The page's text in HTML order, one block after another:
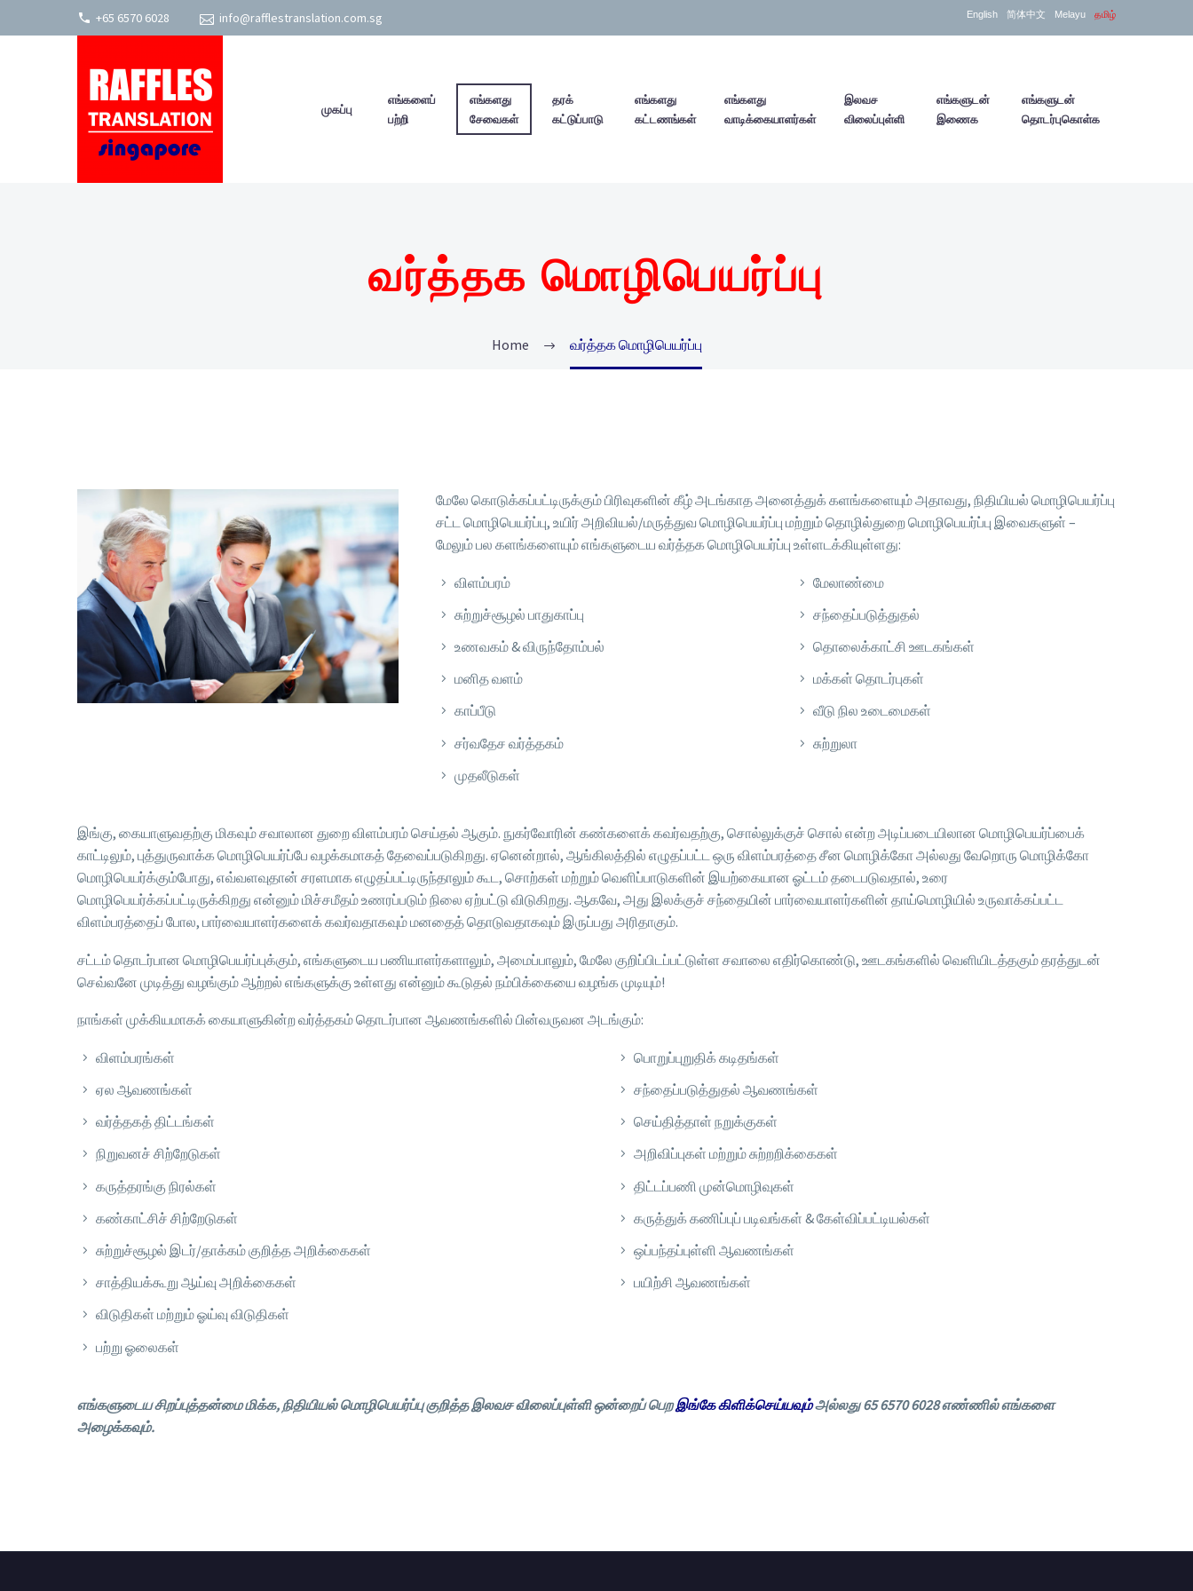
+65 6570 6028 info@rafflestranslation.com.sg English 简体中文 Melayu தமிழ்
முகப்பு
எங்களைப்
பற்றி
எங்களது
சேவைகள்
தரக்
கட்டுப்பாடு
எங்களது
கட்டணங்கள்
எங்களது
வாடிக்கையாளர்கள்
இலவச
விலைப்புள்ளி
எங்களுடன்
இணைக
எங்களுடன்
தொடர்புகொள்க
வர்த்தக மொழிபெயர்ப்பு
Home வர்த்தக மொழிபெயர்ப்பு
மேலே கொடுக்கப்பட்டிருக்கும் பிரிவுகளின் கீழ் அடங்காத அனைத்துக் களங்களையும் அதாவது, நிதியியல் மொழிபெயர்ப்பு
சட்ட மொழிபெயர்ப்பு, உயிர் அறிவியல்/மருத்துவ மொழிபெயர்ப்பு மற்றும் தொழில்துறை மொழிபெயர்ப்பு இவைகளுள் –
மேலும் பல களங்களையும் எங்களுடைய வர்த்தக மொழிபெயர்ப்பு உள்ளடக்கியுள்ளது:
விளம்பரம்
சுற்றுச்சூழல் பாதுகாப்பு
உணவகம் & விருந்தோம்பல்
மனித வளம்
காப்பீடு
சர்வதேச வர்த்தகம்
முதலீடுகள்
மேலாண்மை
சந்தைப்படுத்துதல்
தொலைக்காட்சி ஊடகங்கள்
மக்கள் தொடர்புகள்
வீடு நில உடைமைகள்
சுற்றுலா
இங்கு, கையாளுவதற்கு மிகவும் சவாலான துறை விளம்பரம் செய்தல் ஆகும். நுகர்வோரின் கண்களைக் கவர்வதற்கு, சொல்லுக்குச் சொல் என்ற அடிப்படையிலான மொழிபெயர்ப்பைக்
காட்டிலும், புத்துருவாக்க மொழிபெயர்ப்பே வழக்கமாகத் தேவைப்படுகிறது. ஏனென்றால், ஆங்கிலத்தில் எழுதப்பட்ட ஒரு விளம்பரத்தை சீன மொழிக்கோ அல்லது வேறொரு மொழிக்கோ
மொழிபெயர்க்கும்போது, எவ்வளவுதான் சரளமாக எழுதப்பட்டிருந்தாலும் கூட, சொற்கள் மற்றும் வெளிப்பாடுகளின் இயற்கையான ஓட்டம் தடைபடுவதால், உரை
மொழிபெயர்க்கப்பட்டிருக்கிறது என்னும் மிச்சமீதம் உணரப்படும் நிலை ஏற்பட்டு விடுகிறது. ஆகவே, அது இலக்குச் சந்தையின் பார்வையாளர்களின் தாய்மொழியில் உருவாக்கப்பட்ட
விளம்பரத்தைப் போல, பார்வையாளர்களைக் கவர்வதாகவும் மனதைத் தொடுவதாகவும் இருப்பது அரிதாகும்.
சட்டம் தொடர்பான மொழிபெயர்ப்புக்கும், எங்களுடைய பணியாளர்களாலும், அமைப்பாலும், மேலே குறிப்பிடப்பட்டுள்ள சவாலை எதிர்கொண்டு, ஊடகங்களில் வெளியிடத்தகும் தரத்துடன்
செவ்வனே முடித்து வழங்கும் ஆற்றல் எங்களுக்கு உள்ளது என்னும் கூடுதல் நம்பிக்கையை வழங்க முடியும்!
நாங்கள் முக்கியமாகக் கையாளுகின்ற வர்த்தகம் தொடர்பான ஆவணங்களில் பின்வருவன அடங்கும்:
விளம்பரங்கள்
ஏல ஆவணங்கள்
வர்த்தகத் திட்டங்கள்
நிறுவனச் சிற்றேடுகள்
கருத்தரங்கு நிரல்கள்
கண்காட்சிச் சிற்றேடுகள்
சுற்றுச்சூழல் இடர்/தாக்கம் குறித்த அறிக்கைகள்
சாத்தியக்கூறு ஆய்வு அறிக்கைகள்
விடுதிகள் மற்றும் ஓய்வு விடுதிகள்
பற்று ஓலைகள்
பொறுப்புறுதிக் கடிதங்கள்
சந்தைப்படுத்துதல் ஆவணங்கள்
செய்தித்தாள் நறுக்குகள்
அறிவிப்புகள் மற்றும் சுற்றறிக்கைகள்
திட்டப்பணி முன்மொழிவுகள்
கருத்துக் கணிப்புப் படிவங்கள் & கேள்விப்பட்டியல்கள்
ஒப்பந்தப்புள்ளி ஆவணங்கள்
பயிற்சி ஆவணங்கள்
எங்களுடைய சிறப்புத்தன்மை மிக்க, நிதியியல் மொழிபெயர்ப்பு குறித்த இலவச விலைப்புள்ளி ஒன்றைப் பெறஇங்கே கிளிக்செய்யவும்அல்லது 65 6570 6028 எண்ணில் எங்களை
அழைக்கவும்.